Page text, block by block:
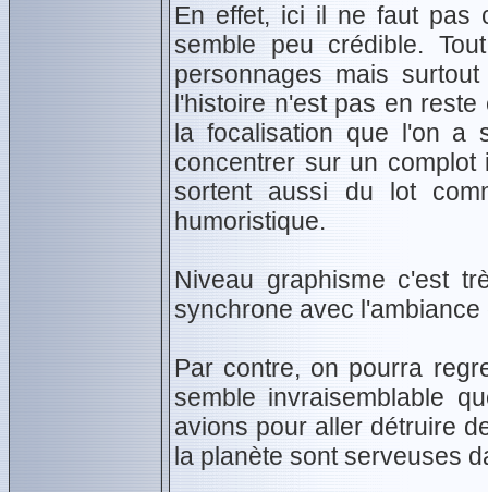
En effet, ici il ne faut pas
semble peu crédible.
personnages mais
l'histoire n'est pas en
la focalisation que l'on a
concentrer sur un
sortent aussi du lot
humoristique.
Niveau graphisme c'est
synchrone avec
Par contre, on pourra
semble invraisemblable
avions pour aller détruire
la planète sont serveuses